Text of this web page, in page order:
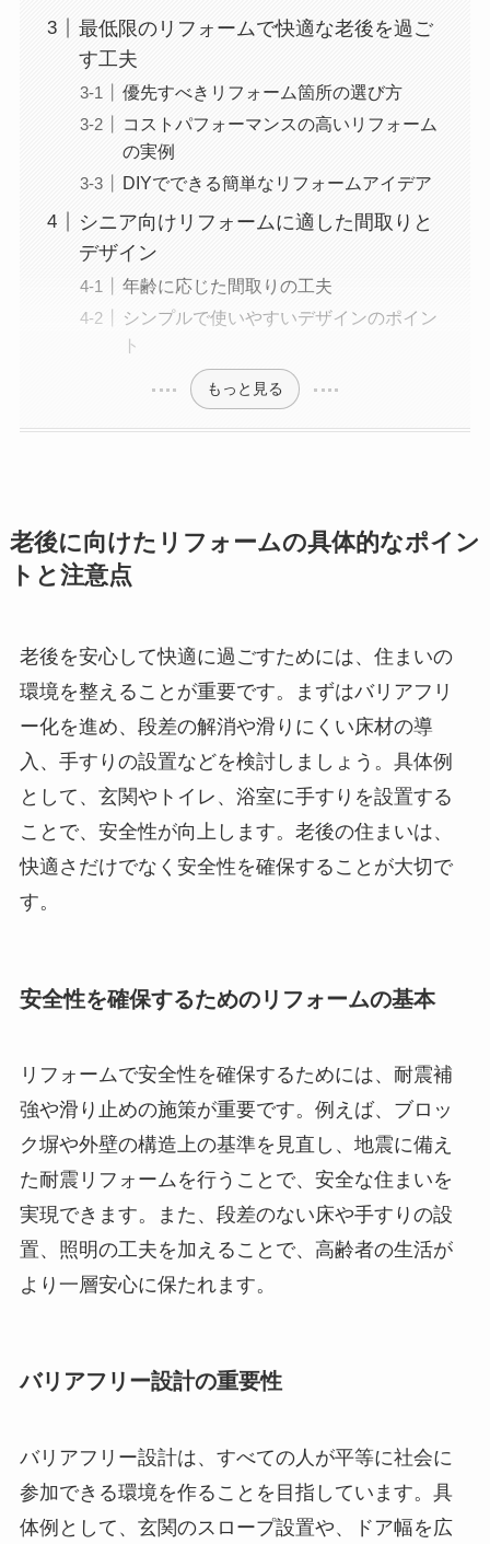
最低限のリフォームで快適な老後を過ご
す工夫
優先すべきリフォーム箇所の選び方
コストパフォーマンスの高いリフォーム
の実例
DIYでできる簡単なリフォームアイデア
シニア向けリフォームに適した間取りと
デザイン
年齢に応じた間取りの工夫
シンプルで使いやすいデザインのポイン
ト
もっと見る
老後に向けたリフォームの具体的なポイン
トと注意点
老後を安心して快適に過ごすためには、住まいの
環境を整えることが重要です。まずはバリアフリ
ー化を進め、段差の解消や滑りにくい床材の導
入、手すりの設置などを検討しましょう。具体例
として、玄関やトイレ、浴室に手すりを設置する
ことで、安全性が向上します。老後の住まいは、
快適さだけでなく安全性を確保することが大切で
す。
安全性を確保するためのリフォームの基本
リフォームで安全性を確保するためには、耐震補
強や滑り止めの施策が重要です。例えば、ブロッ
ク塀や外壁の構造上の基準を見直し、地震に備え
た耐震リフォームを行うことで、安全な住まいを
実現できます。また、段差のない床や手すりの設
置、照明の工夫を加えることで、高齢者の生活が
より一層安心に保たれます。
バリアフリー設計の重要性
バリアフリー設計は、すべての人が平等に社会に
参加できる環境を作ることを目指しています。具
体例として、玄関のスロープ設置や、ドア幅を広